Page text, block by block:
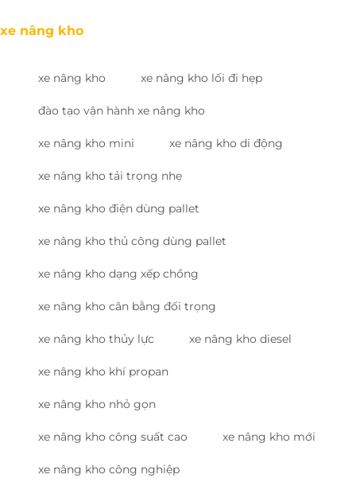
xe nâng kho
xe nâng kho xe nâng kho lối đi hẹp
đào tạo vận hành xe nâng kho
xe nâng kho mini xe nâng kho di động
xe nâng kho tải trọng nhẹ
xe nâng kho điện dùng pallet
xe nâng kho thủ công dùng pallet
xe nâng kho dạng xếp chồng
xe nâng kho cân bằng đối trọng
xe nâng kho thủy lực xe nâng kho diesel
xe nâng kho khí propan
xe nâng kho nhỏ gọn
xe nâng kho công suất cao xe nâng kho mới
xe nâng kho công nghiệp